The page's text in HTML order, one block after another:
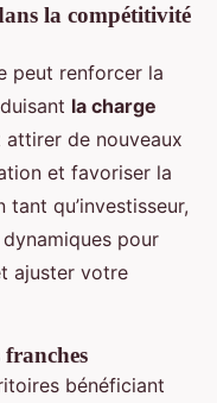
la compétitivité
peut renforcer la
la charge
attirer de nouveaux
et favoriser la
tant qu’investisseur,
pour
ajuster votre
franches
bénéficiant